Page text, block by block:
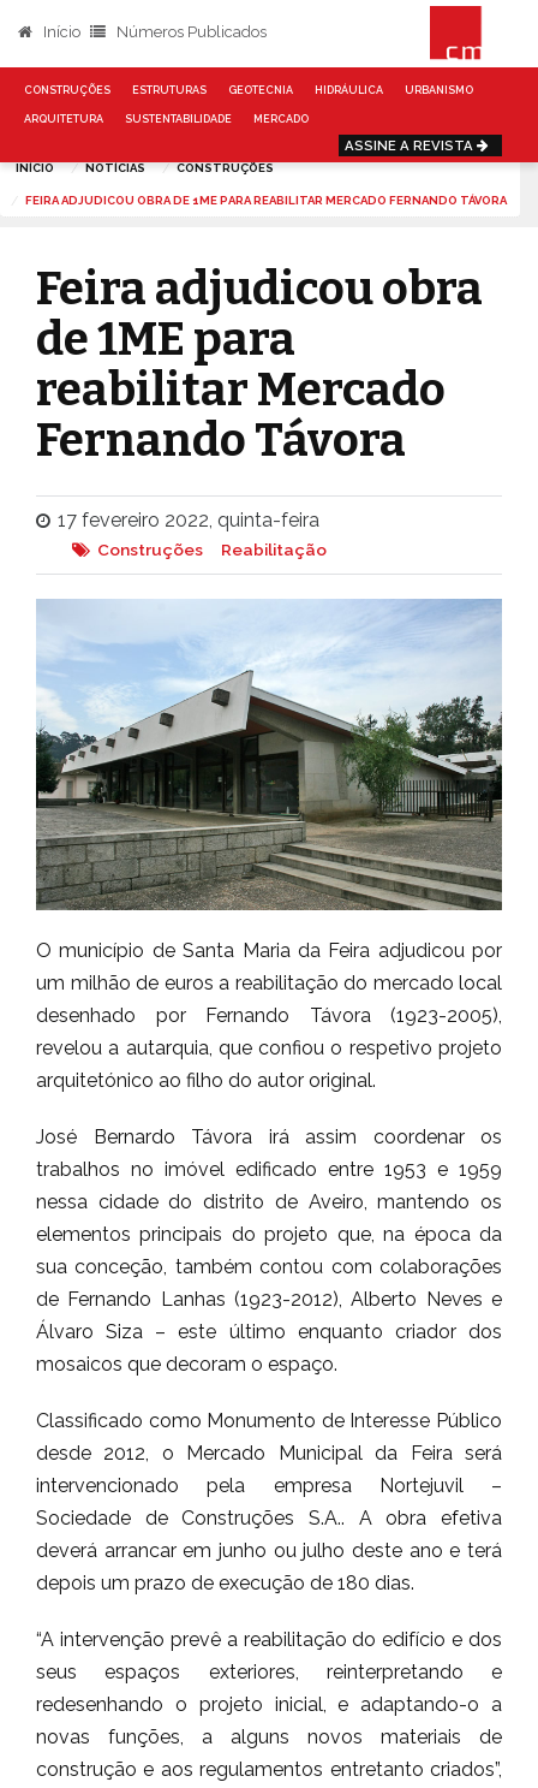
Início Números Publicados
CONSTRUÇÕES ESTRUTURAS GEOTECNIA HIDRÁULICA URBANISMO
ARQUITETURA SUSTENTABILIDADE MERCADO
ASSINE A REVISTA
INÍCIO NOTÍCIAS CONSTRUÇÕES
FEIRA ADJUDICOU OBRA DE 1ME PARA REABILITAR MERCADO FERNANDO TÁVORA
Feira adjudicou obra
de 1ME para
reabilitar Mercado
Fernando Távora
17 fevereiro 2022, quinta-feira
Construções Reabilitação
O município de Santa Maria da Feira adjudicou por
um milhão de euros a reabilitação do mercado local
desenhado por Fernando Távora (1923-2005),
revelou a autarquia, que confiou o respetivo projeto
arquitetónico ao filho do autor original.
José Bernardo Távora irá assim coordenar os
trabalhos no imóvel edificado entre 1953 e 1959
nessa cidade do distrito de Aveiro, mantendo os
elementos principais do projeto que, na época da
sua conceção, também contou com colaborações
de Fernando Lanhas (1923-2012), Alberto Neves e
Álvaro Siza – este último enquanto criador dos
mosaicos que decoram o espaço.
Classificado como Monumento de Interesse Público
desde 2012, o Mercado Municipal da Feira será
intervencionado pela empresa Nortejuvil –
Sociedade de Construções S.A.. A obra efetiva
deverá arrancar em junho ou julho deste ano e terá
depois um prazo de execução de 180 dias.
“A intervenção prevê a reabilitação do edifício e dos
seus espaços exteriores, reinterpretando e
redesenhando o projeto inicial, e adaptando-o a
novas funções, a alguns novos materiais de
construção e aos regulamentos entretanto criados”,